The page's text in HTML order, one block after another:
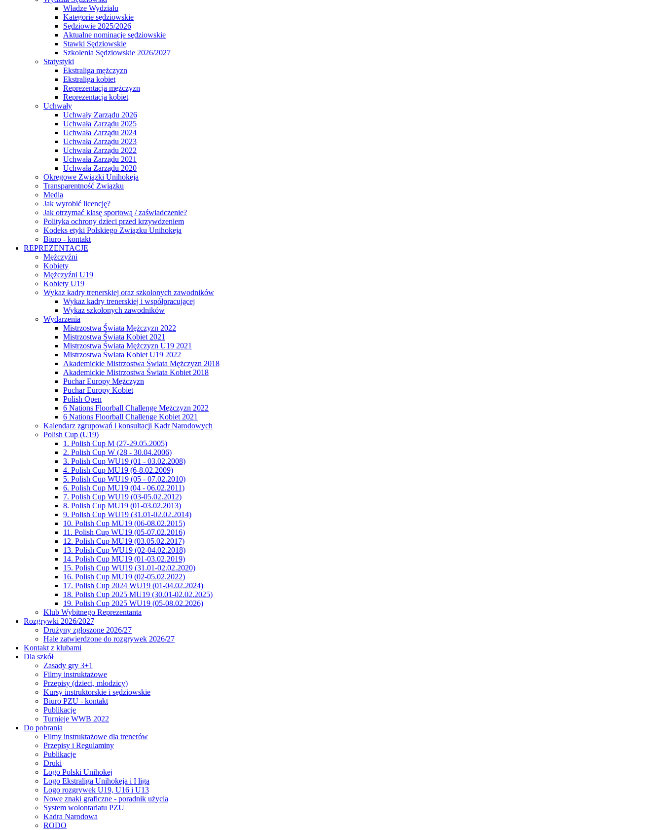
Władze Wydziału
Kategorie sędziowskie
Sędziowie 2025/2026
Aktualne nominacje sędziowskie
Stawki Sędziowskie
Szkolenia Sędziowskie 2026/2027
Statystyki
Ekstraliga mężczyzn
Ekstraliga kobiet
Reprezentacja mężczyzn
Reprezentacja kobiet
Uchwały
Uchwały Zarządu 2026
Uchwała Zarządu 2025
Uchwała Zarządu 2024
Uchwała Zarządu 2023
Uchwała Zarządu 2022
Uchwała Zarządu 2021
Uchwała Zarządu 2020
Okręgowe Związki Unihokeja
Transparentność Związku
Media
Jak wyrobić licencję?
Jak otrzymać klasę sportową / zaświadczenie?
Polityka ochrony dzieci przed krzywdzeniem
Kodeks etyki Polskiego Związku Unihokeja
Biuro - kontakt
REPREZENTACJE
Mężczyźni
Kobiety
Mężczyźni U19
Kobiety U19
Wykaz kadry trenerskiej oraz szkolonych zawodników
Wykaz kadry trenerskiej i współpracującej
Wykaz szkolonych zawodników
Wydarzenia
Mistrzostwa Świata Mężczyzn 2022
Mistrzostwa Świata Kobiet 2021
Mistrzostwa Świata Mężczyzn U19 2021
Mistrzostwa Świata Kobiet U19 2022
Akademickie Mistrzostwa Świata Mężczyzn 2018
Akademickie Mistrzostwa Świata Kobiet 2018
Puchar Europy Mężczyzn
Puchar Europy Kobiet
Polish Open
6 Nations Floorball Challenge Mężczyzn 2022
6 Nations Floorball Challenge Kobiet 2021
Kalendarz zgrupowań i konsultacji Kadr Narodowych
Polish Cup (U19)
1. Polish Cup M (27-29.05.2005)
2. Polish Cup W (28 - 30.04.2006)
3. Polish Cup WU19 (01 - 03.02.2008)
4. Polish Cup MU19 (6-8.02.2009)
5. Polish Cup WU19 (05 - 07.02.2010)
6. Polish Cup MU19 (04 - 06.02.2011)
7. Polish Cup WU19 (03-05.02.2012)
8. Polish Cup MU19 (01-03.02.2013)
9. Polish Cup WU19 (31.01-02.02.2014)
10. Polish Cup MU19 (06-08.02.2015)
11. Polish Cup WU19 (05-07.02.2016)
12. Polish Cup MU19 (03.05.02.2017)
13. Polish Cup WU19 (02-04.02.2018)
14. Polish Cup MU19 (01-03.02.2019)
15. Polish Cup WU19 (31.01-02.02.2020)
16. Polish Cup MU19 (02-05.02.2022)
17. Polish Cup 2024 WU19 (01-04.02.2024)
18. Polish Cup 2025 MU19 (30.01-02.02.2025)
19. Polish Cup 2025 WU19 (05-08.02.2026)
Klub Wybitnego Reprezentanta
Rozgrywki 2026/2027
Drużyny zgłoszone 2026/27
Hale zatwierdzone do rozgrywek 2026/27
Kontakt z klubami
Dla szkół
Zasady gry 3+1
Filmy instruktażowe
Przepisy (dzieci, młodzicy)
Kursy instruktorskie i sędziowskie
Biuro PZU - kontakt
Publikacje
Turnieje WWB 2022
Do pobrania
Filmy instruktażowe dla trenerów
Przepisy i Regulaminy
Publikacje
Druki
Logo Polski Unihokej
Logo Ekstraliga Unihokeja i I liga
Logo rozgrywek U19, U16 i U13
Nowe znaki graficzne - poradnik użycia
System wolontariatu PZU
Kadra Narodowa
RODO